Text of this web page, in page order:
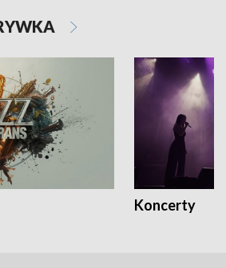
Koncerty